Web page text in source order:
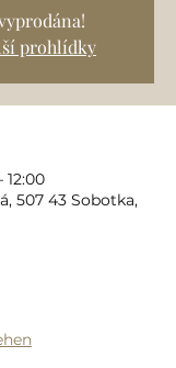
prohlídky
12:00
507 43 Sobotka,